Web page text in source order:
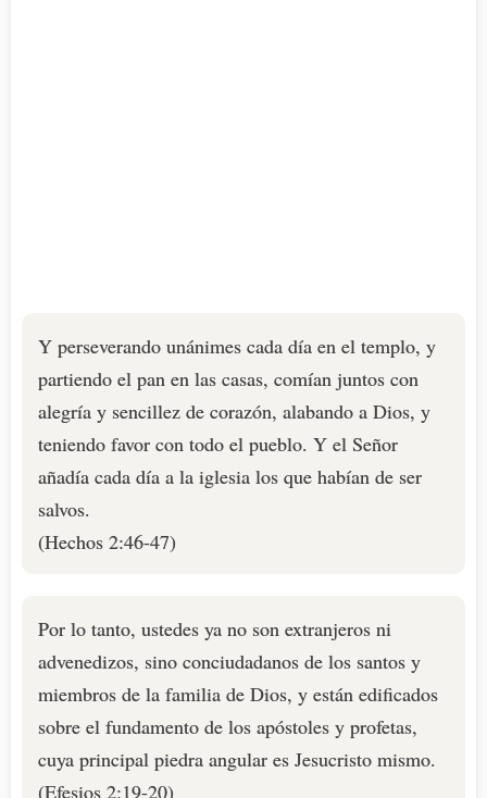
Y perseverando unánimes cada día en el templo, y
partiendo el pan en las casas, comían juntos con
alegría y sencillez de corazón, alabando a Dios, y
teniendo favor con todo el pueblo. Y el Señor
añadía cada día a la iglesia los que habían de ser
salvos.
(Hechos 2:46-47)
Por lo tanto, ustedes ya no son extranjeros ni
advenedizos, sino conciudadanos de los santos y
miembros de la familia de Dios, y están edificados
sobre el fundamento de los apóstoles y profetas,
cuya principal piedra angular es Jesucristo mismo.
(Efesios 2:19-20)